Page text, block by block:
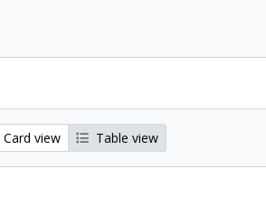
Card view Table view